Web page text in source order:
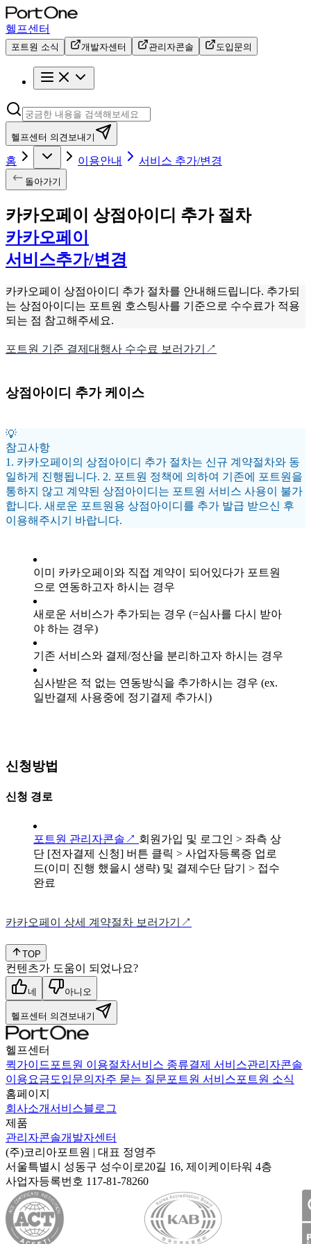
헬프센터
포트원 소식 개발자센터 관리자콘솔 도입문의
헬프센터 의견보내기
홈 이용안내 서비스 추가/변경
돌아가기
카카오페이 상점아이디 추가 절차
카카오페이
서비스추가/변경
카카오페이 상점아이디 추가 절차를 안내해드립니다. 추가되
는 상점아이디는 포트원 호스팅사를 기준으로 수수료가 적용
되는 점 참고해주세요.
포트원 기준 결제대행사 수수료 보러가기↗
상점아이디 추가 케이스
💡
참고사항
1. 카카오페이의 상점아이디 추가 절차는 신규 계약절차와 동
일하게 진행됩니다. 2. 포트원 정책에 의하여 기존에 포트원을
통하지 않고 계약된 상점아이디는 포트원 서비스 사용이 불가
합니다. 새로운 포트원용 상점아이디를 추가 발급 받으신 후
이용해주시기 바랍니다.
이미 카카오페이와 직접 계약이 되어있다가 포트원
으로 연동하고자 하시는 경우
새로운 서비스가 추가되는 경우 (=심사를 다시 받아
야 하는 경우)
기존 서비스와 결제/정산을 분리하고자 하시는 경우
심사받은 적 없는 연동방식을 추가하시는 경우 (ex.
일반결제 사용중에 정기결제 추가시)
신청방법
신청 경로
포트원 관리자콘솔↗ 회원가입 및 로그인 > 좌측 상
단 [전자결제 신청] 버튼 클릭 > 사업자등록증 업로
드(이미 진행 했을시 생략) 및 결제수단 담기 > 접수
완료
카카오페이 상세 계약절차 보러가기↗
TOP
컨텐츠가 도움이 되었나요?
네 아니오
헬프센터 의견보내기
헬프센터
퀵가이드 포트원 이용절차서비스 종류결제 서비스관리자콘솔
이용요금도입문의 자주 묻는 질문포트원 서비스포트원 소식
홈페이지
회사소개서비스블로그
제품
관리자콘솔개발자센터
(주)코리아포트원 | 대표 정영주
서울특별시 성동구 성수이로20길 16, 제이케이타워 4층
사업자등록번호 117-81-78260